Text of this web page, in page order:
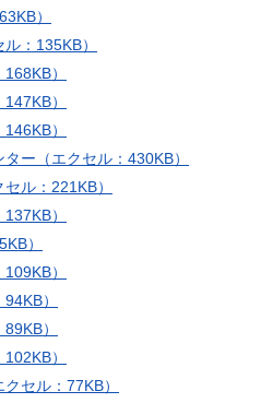
）
：135KB）
）
）
）
ー（エクセル：430KB）
ル：221KB）
）
）
）
）
）
）
セル：77KB）